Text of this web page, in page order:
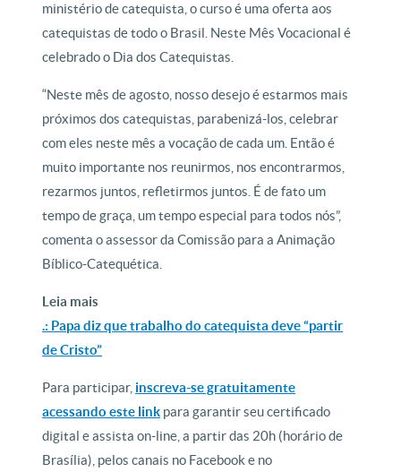
ministério de catequista, o curso é uma oferta aos
catequistas de todo o Brasil. Neste Mês Vocacional é
celebrado o Dia dos Catequistas.
“Neste mês de agosto, nosso desejo é estarmos mais
próximos dos catequistas, parabenizá-los, celebrar
com eles neste mês a vocação de cada um. Então é
muito importante nos reunirmos, nos encontrarmos,
rezarmos juntos, refletirmos juntos. É de fato um
tempo de graça, um tempo especial para todos nós”,
comenta o assessor da Comissão para a Animação
Bíblico-Catequética.
Leia mais
.: Papa diz que trabalho do catequista deve “partir
de Cristo”
Para participar, inscreva-se gratuitamente
acessando este link para garantir seu certificado
digital e assista on-line, a partir das 20h (horário de
Brasília), pelos canais no Facebook e no